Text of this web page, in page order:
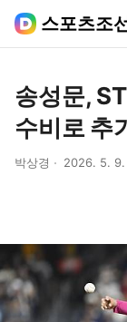
스포츠조
송성문,
수비로 추
박상경 2026. 5. 9.